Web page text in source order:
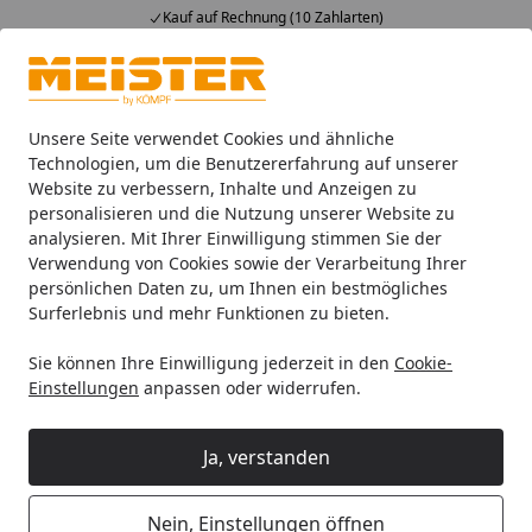
Unsere Seite verwendet Cookies und ähnliche
Technologien, um die Benutzererfahrung auf unserer
Website zu verbessern, Inhalte und Anzeigen zu
personalisieren und die Nutzung unserer Website zu
analysieren. Mit Ihrer Einwilligung stimmen Sie der
Verwendung von Cookies sowie der Verarbeitung Ihrer
persönlichen Daten zu, um Ihnen ein bestmögliches
Surferlebnis und mehr Funktionen zu bieten.
Sie können Ihre Einwilligung jederzeit in den Cookie-
Einstellungen anpassen oder widerrufen.
Ja, verstanden
Nein, Einstellungen öffnen
Kauf auf Rechnung (10 Zahlarten)
Alle Produkte
Mein Konto
Suchen
Startseite
Paneele Meister Dekorpaneele Meister Dekorpaneele
MEISTER Dekorpaneele
MeisterPaneele. bocado DP 200
Eiche weiß deckend 4069